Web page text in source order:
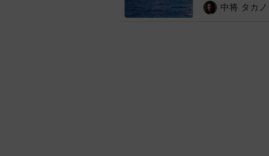
坂本さんは同フェアの開催
中将 タカノ